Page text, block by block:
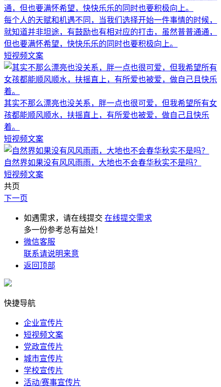
每个人的天赋和机遇不同，当我们选择开始一件事情的时候，
就知道并非坦途，有鼓励也有相对应的打击，虽然普普通通，
但也要满怀希望，快快乐乐的同时也要积极向上。
短视频文案
其实不那么漂亮也没关系，胖一点也很可爱，但我希望所有女
孩都能顺风顺水，扶摇直上，有所爱也被爱，做自己且快乐
着。
短视频文案
自然界如果没有风风雨雨，大地也不会春华秋实不是吗？
短视频文案
共页
下一页
如遇需求，请在线提交 在线提交需求
多一份参考总有益处！
微信客服
联系请说明来意
返回顶部
快捷导航
企业宣传片
短视频文案
党政宣传片
城市宣传片
学校宣传片
活动/赛事宣传片